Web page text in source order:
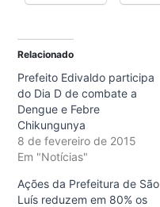
Relacionado
Prefeito Edivaldo participa
do Dia D de combate a
Dengue e Febre
Chikungunya
8 de fevereiro de 2015
Em "Notícias"
Ações da Prefeitura de São
Luís reduzem em 80% os